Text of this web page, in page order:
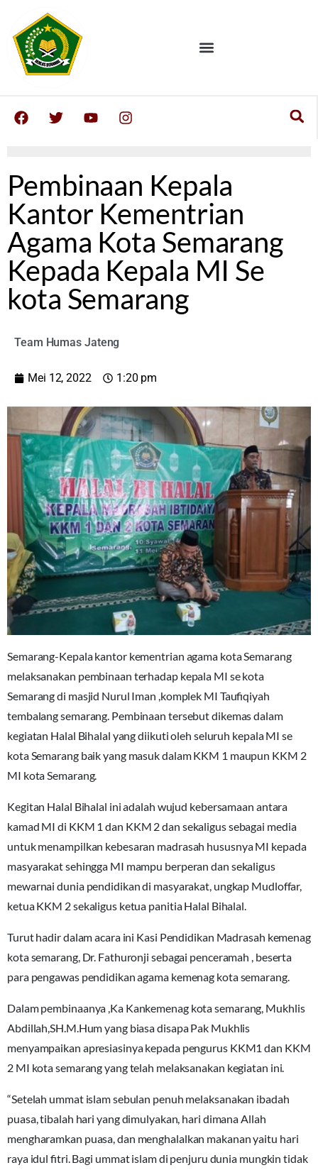
Pembinaan Kepala
Kantor Kementrian
Agama Kota Semarang
Kepada Kepala MI Se
kota Semarang
Team Humas Jateng
Mei 12, 2022 1:20 pm
Semarang-Kepala kantor kementrian agama kota Semarang
melaksanakan pembinaan terhadap kepala MI se kota
Semarang di masjid Nurul Iman ,komplek MI Taufiqiyah
tembalang semarang. Pembinaan tersebut dikemas dalam
kegiatan Halal Bihalal yang diikuti oleh seluruh kepala MI se
kota Semarang baik yang masuk dalam KKM 1 maupun KKM 2
MI kota Semarang.
Kegitan Halal Bihalal ini adalah wujud kebersamaan antara
kamad MI di KKM 1 dan KKM 2 dan sekaligus sebagai media
untuk menampilkan kebesaran madrasah hususnya MI kepada
masyarakat sehingga MI mampu berperan dan sekaligus
mewarnai dunia pendidikan di masyarakat, ungkap Mudloffar,
ketua KKM 2 sekaligus ketua panitia Halal Bihalal.
Turut hadir dalam acara ini Kasi Pendidikan Madrasah kemenag
kota semarang, Dr. Fathuronji sebagai penceramah , beserta
para pengawas pendidikan agama kemenag kota semarang.
Dalam pembinaanya ,Ka Kankemenag kota semarang, Mukhlis
Abdillah,SH.M.Hum yang biasa disapa Pak Mukhlis
menyampaikan apresiasinya kepada pengurus KKM1 dan KKM
2 MI kota semarang yang telah melaksanakan kegiatan ini.
“Setelah ummat islam sebulan penuh melaksanakan ibadah
puasa, tibalah hari yang dimulyakan, hari dimana Allah
mengharamkan puasa, dan menghalalkan makanan yaitu hari
raya idul fitri. Bagi ummat islam di penjuru dunia mungkin tidak